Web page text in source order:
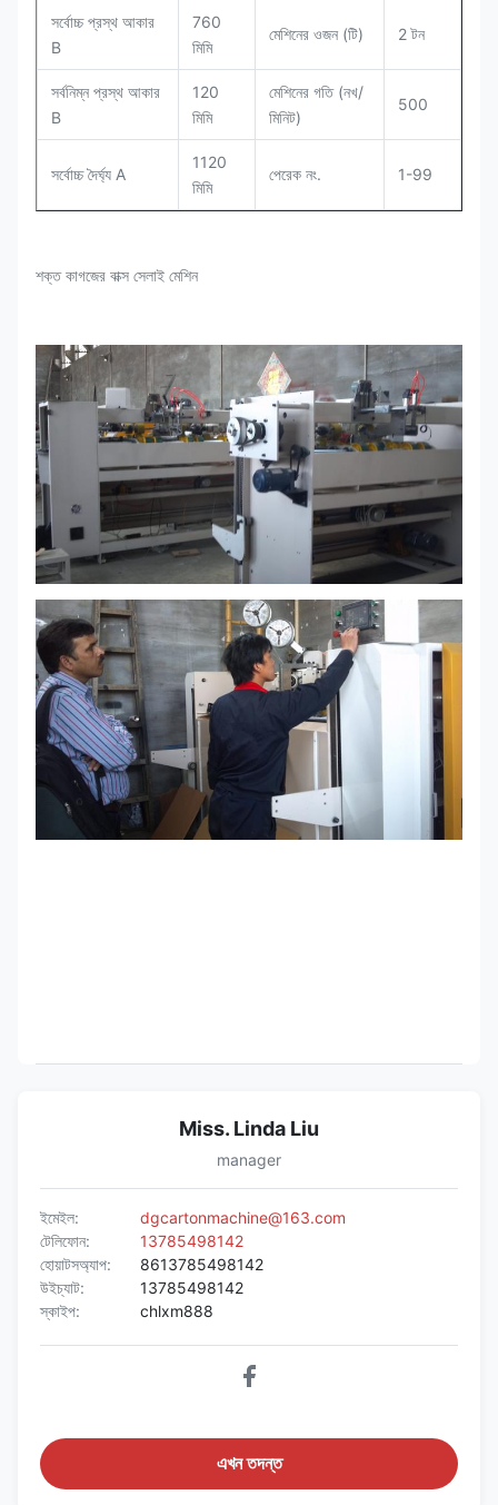
সর্বোচ্চ প্রস্থ আকার
B
760
মিমি
মেশিনের ওজন (টি) 2 টন
সর্বনিম্ন প্রস্থ আকার
B
120
মিমি
মেশিনের গতি (নখ/
মিনিট)
500
সর্বোচ্চ দৈর্ঘ্য A
1120
মিমি
পেরেক নং. 1-99
শক্ত কাগজের বাক্স সেলাই মেশিন
Miss. Linda Liu
manager
ইমেইল:
dgcartonmachine@163.com
টেলিফোন:
13785498142
হোয়াটসঅ্যাপ:
8613785498142
উইচ্যাট:
13785498142
স্কাইপ:
chlxm888
এখন তদন্ত